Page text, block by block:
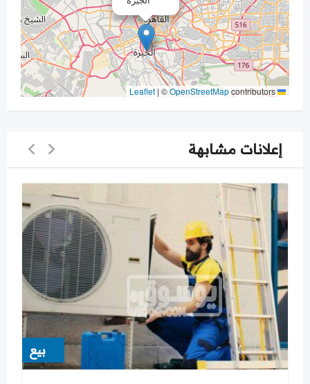
| ©OpenStreetMapcontributors
إعلانات مشابهة
بيع